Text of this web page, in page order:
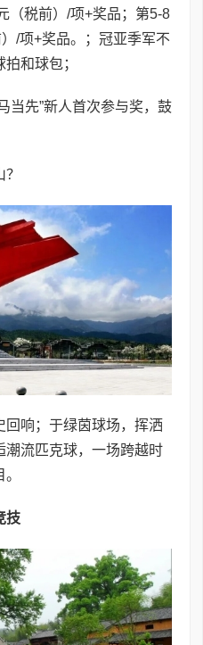
（税前）/项+奖品；第5-8
/项+奖品。；冠亚季军不
和球包；
当先”新人首次参与奖，鼓
回响；于绿茵球场，挥洒
潮流匹克球，一场跨越时
技